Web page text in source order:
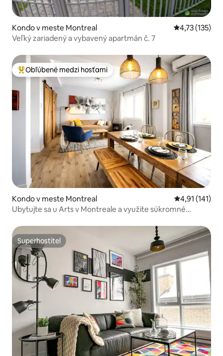
Kondo v meste Montreal Priemerné
4,73 (135)
Veľký zariadený a vybavený apartmán č. 7
Najobľúbenejšie medzi hosťami
Obľúbené medzi hosťami
Kondo v meste Montreal Priemerné
4,91 (141)
Ubytujte sa u Arts v Montreale a využite súkromné
Superhostiteľ
Superhostiteľ